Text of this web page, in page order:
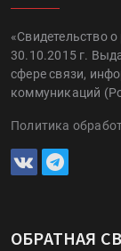
«Свидетельство
30.10.2015 г.
сфере связи,
коммуникаций
Политика
ОБРАТНАЯ